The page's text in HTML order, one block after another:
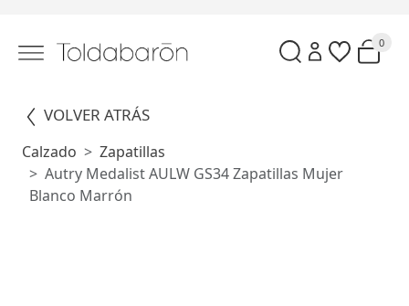
0
VOLVER ATRÁS
Calzado
Zapatillas
Autry Medalist AULW GS34 Zapatillas Mujer
Blanco Marrón